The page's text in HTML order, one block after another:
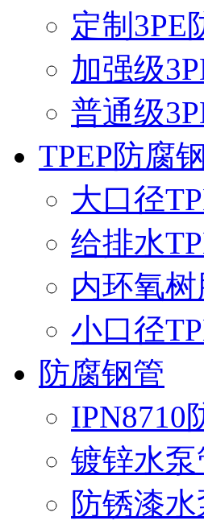
定制3PE
加强级
普通级
TPEP防腐
大口径
给排水
内环氧
小口径
防腐钢管
IPN8710
镀锌水泵
防锈漆